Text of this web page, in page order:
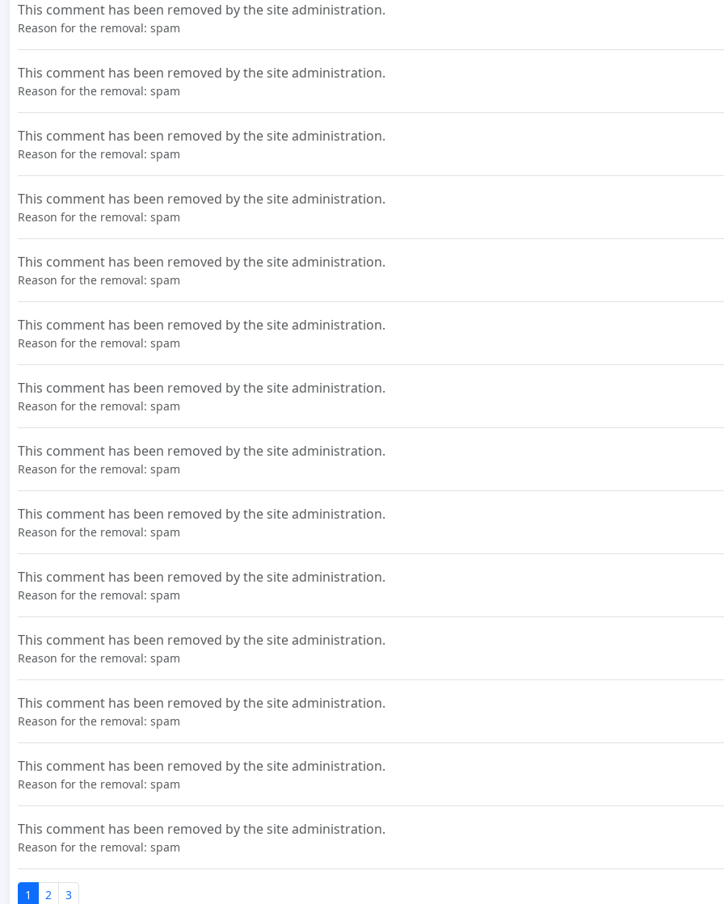
This comment has been removed by the site administration.
Reason for the removal: spam
This comment has been removed by the site administration.
Reason for the removal: spam
This comment has been removed by the site administration.
Reason for the removal: spam
This comment has been removed by the site administration.
Reason for the removal: spam
This comment has been removed by the site administration.
Reason for the removal: spam
This comment has been removed by the site administration.
Reason for the removal: spam
This comment has been removed by the site administration.
Reason for the removal: spam
This comment has been removed by the site administration.
Reason for the removal: spam
This comment has been removed by the site administration.
Reason for the removal: spam
This comment has been removed by the site administration.
Reason for the removal: spam
This comment has been removed by the site administration.
Reason for the removal: spam
This comment has been removed by the site administration.
Reason for the removal: spam
This comment has been removed by the site administration.
Reason for the removal: spam
This comment has been removed by the site administration.
Reason for the removal: spam
1 2 3